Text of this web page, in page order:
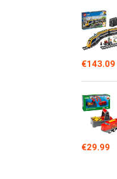
€143.09
€29.99